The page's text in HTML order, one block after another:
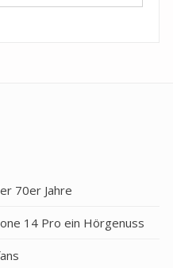
70er Jahre
14 Pro ein Hörgenuss